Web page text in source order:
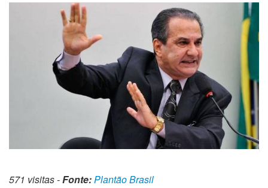
571 visitas -Fonte: Plantão Brasil